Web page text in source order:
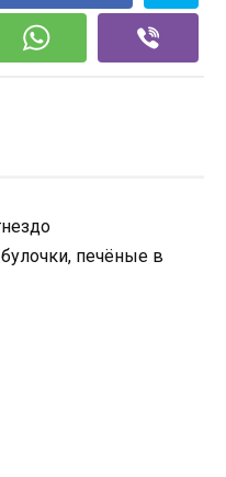
печёные в